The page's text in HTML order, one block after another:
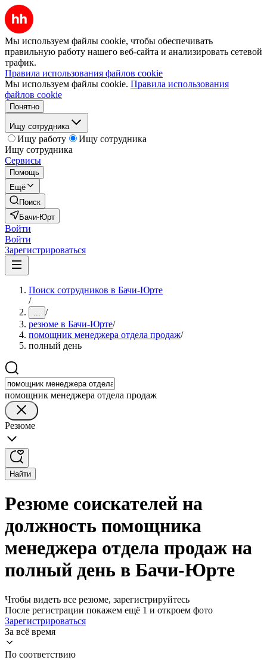
Мы используем файлы cookie, чтобы обеспечивать
правильную работу нашего веб-сайта и анализировать сетевой
трафик.
Правила использования файлов cookie
Мы используем файлы cookie. Правила использования
файлов cookie
Понятно
Ищу сотрудника
Ищу работу
Ищу сотрудника
Ищу сотрудника
Сервисы
Помощь
Ещё
Поиск
Бачи-Юрт
Войти
Войти
Зарегистрироваться
Поиск сотрудников в Бачи-Юрте
/
... /
резюме в Бачи-Юрте/
помощник менеджера отдела продаж/
полный день
помощник менеджера отдела продаж
Резюме
Найти
Резюме соискателей на
должность помощника
менеджера отдела продаж на
полный день в Бачи-Юрте
Чтобы видеть все резюме, зарегистрируйтесь
После регистрации покажем ещё 1 и откроем фото
Зарегистрироваться
За всё время
По соответствию